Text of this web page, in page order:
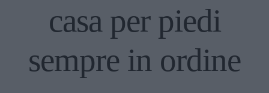
casa per piedi
sempre in ordine